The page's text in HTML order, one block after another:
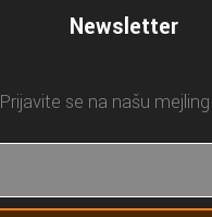
Newsletter
Prijavite se na našu